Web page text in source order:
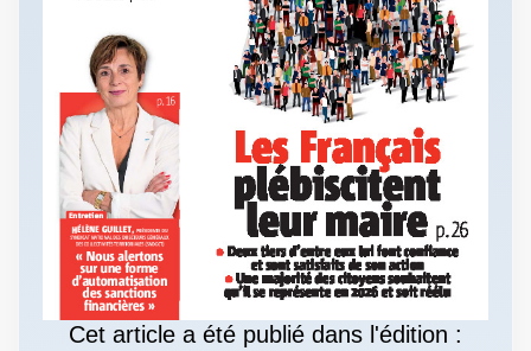
Cet article a été publié dans l'édition :